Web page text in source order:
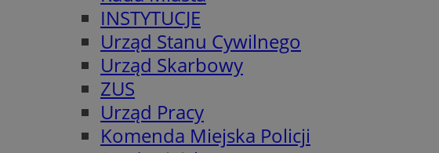
INSTYTUCJE
Urząd Stanu Cywilnego
Urząd Skarbowy
ZUS
Urząd Pracy
Komenda Miejska Policji